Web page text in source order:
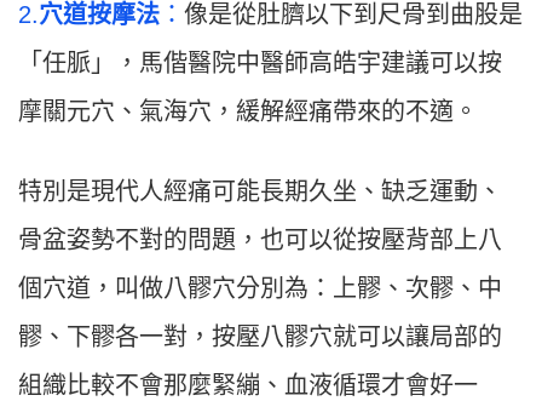
2.穴道按摩法 ： 像是從肚臍以下到尺骨到曲股是
「任脈」，馬偕醫院中醫師高皓宇建議可以按
摩關元穴、氣海穴，緩解經痛帶來的不適。
特別是現代人經痛可能長期久坐、缺乏運動、
骨盆姿勢不對的問題，也可以從按壓背部上八
個穴道，叫做八髎穴分別為：上髎、次髎、中
髎、下髎各一對，按壓八髎穴就可以讓局部的
組織比較不會那麼緊繃、血液循環才會好一